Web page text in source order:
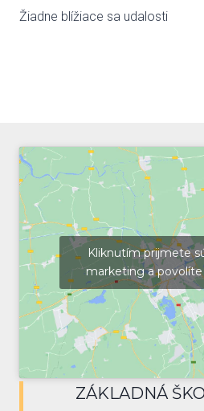
Žiadne blížiace sa udalosti
Kliknutím prijmete
marketing a
ZÁKLADNÁ